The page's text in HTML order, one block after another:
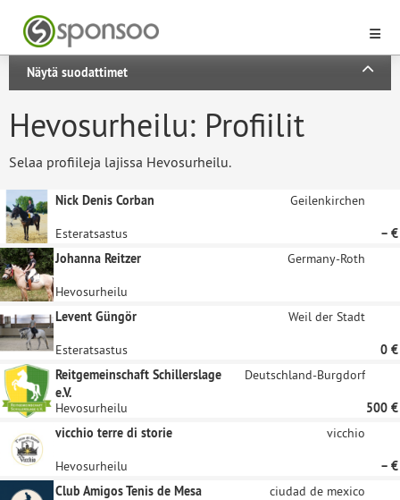
Näytä suodattimet
Hevosurheilu: Profiilit
Selaa profiileja lajissa Hevosurheilu.
Nick Denis Corban Geilenkirchen
Esteratsastus
– €
Johanna Reitzer
Germany-Roth
Hevosurheilu
Levent Güngör
Weil der Stadt
Esteratsastus
0 €
Reitgemeinschaft Schillerslage
e.V.
Deutschland-Burgdorf
Hevosurheilu
500 €
vicchio terre di storie
vicchio
Hevosurheilu
– €
Club Amigos Tenis de Mesa
ciudad de mexico